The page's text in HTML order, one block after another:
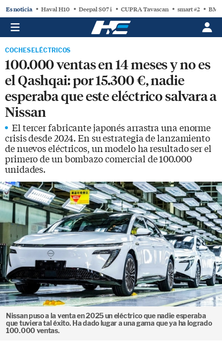
Es noticia Haval H10 Deepal S07 i CUPRA Tavascan smart #2
COCHES ELÉCTRICOS
100.000 ventas en 14 meses y no es
el Qashqai: por 15.300 €, nadie
esperaba que este eléctrico salvara a
Nissan
El tercer fabricante japonés arrastra una enorme
crisis desde 2024. En su estrategia de lanzamiento
de nuevos eléctricos, un modelo ha resultado ser el
primero de un bombazo comercial de 100.000
unidades.
Nissan puso a la venta en 2025 un eléctrico que nadie esperaba
que tuviera tal éxito. Ha dado lugar a una gama que ya ha logrado
100.000 ventas.